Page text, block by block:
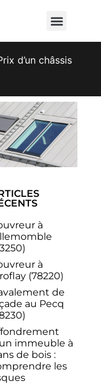
d’un châssis
à
à
(78220)
de
au Pecq
immeuble à
de bois :
les